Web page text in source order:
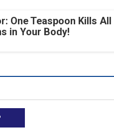
One Teaspoon Kills All
in Your Body!